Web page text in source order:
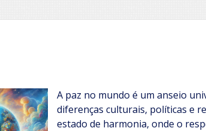
A paz no mundo é um anseio
diferenças culturais, políticas e
estado de harmonia, onde o